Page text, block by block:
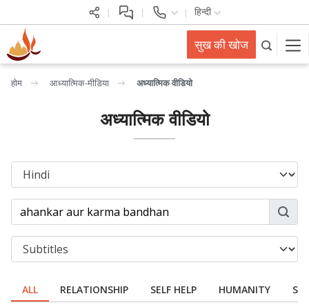
हिन्दी
सुख की खोज
होम आध्यात्मिक-मीडिया अध्यात्मिक वीडियो
अध्यात्मिक वीडियो
ALL RELATIONSHIP SELF HELP HUMANITY